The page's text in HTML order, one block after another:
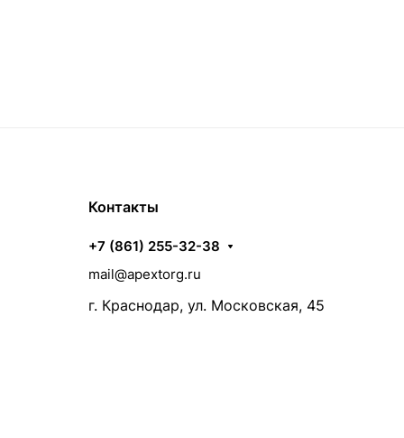
Контакты
+7 (861) 255-32-38
mail@apextorg.ru
г. Краснодар, ул. Московская, 45